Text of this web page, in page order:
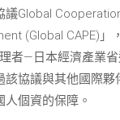
議Global
(Global CAPE)」
者—日本經濟產業
該協議與其他國際夥
個資的保障。